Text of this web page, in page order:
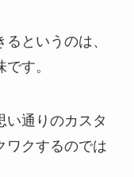
というのは、
す。
い通りのカスタ
ワクするのでは